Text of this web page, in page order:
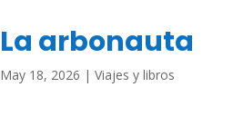
La arbonauta
May 18, 2026 | Viajes y libros